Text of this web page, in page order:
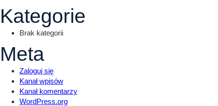
Kategorie
Brak kategorii
Meta
Zaloguj się
Kanał wpisów
Kanał komentarzy
WordPress.org